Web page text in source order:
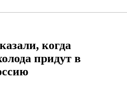
когда
придут в